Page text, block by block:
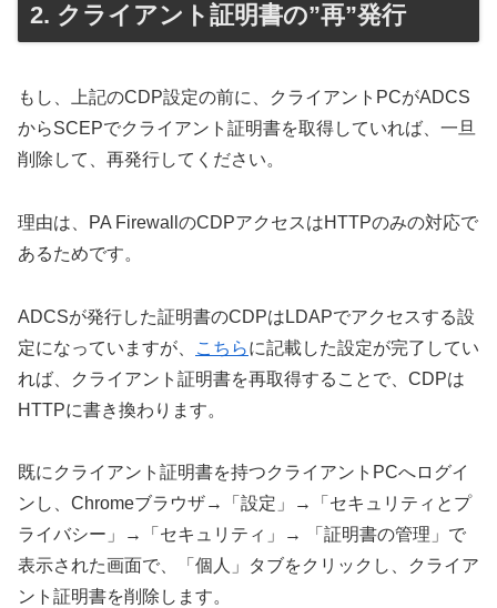
クライアント証明書の”再”発行
もし、上記のCDP設定の前に、クライアントPCがADCS
からSCEPでクライアント証明書を取得していれば、一旦
削除して、再発行してください。
理由は、PA FirewallのCDPアクセスはHTTPのみの対応で
あるためです。
ADCSが発行した証明書のCDPはLDAPでアクセスする設
定になっていますが、
こちらに記載した設定が完了してい
れば、クライアント証明書を再取得することで、CDPは
HTTPに書き換わります。
既にクライアント証明書を持つクライアントPCへログイ
ンし、Chromeブラウザ→「設定」→「セキュリティとプ
ライバシー」→「セキュリティ」→ 「証明書の管理」で
表示された画面で、「個人」タブをクリックし、クライア
ント証明書を削除します。